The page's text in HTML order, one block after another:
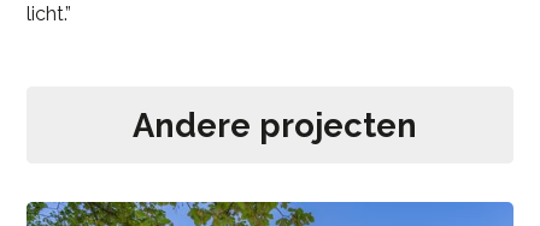
licht.”
Andere projecten